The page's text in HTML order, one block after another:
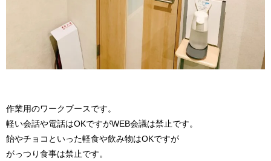
作業用のワークブースです。
軽い会話や電話はOKですがWEB会議は禁止です。
飴やチョコといった軽食や飲み物はOKですが
がっつり食事は禁止です。